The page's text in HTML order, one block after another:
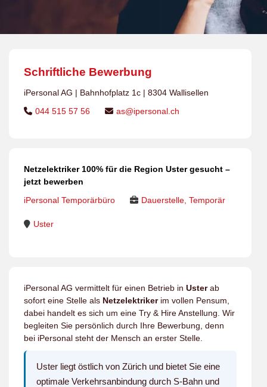
Schriftliche Bewerbung
iPersonal AG | Bahnhofplatz 1c | 8304 Wallisellen
044 515 57 56
as@ipersonal.ch
Netzelektriker 100% für die Region Uster gesucht –
jetzt bewerben
iPersonal Temporärbüro
Dauerstelle, Temporär
Uster
iPersonal AG vermittelt für einen Betrieb in Usterab
sofort eine Stelle als Netzelektrikerim vollen Pensum,
dabei handelt es sich um eine Try & Hire Anstellung. Wir
begleiten Sie persönlich durch Ihre Bewerbung, denn
bei iPersonal steht der Mensch an erster Stelle.
Uster liegt östlich von Zürich und bietet Sie eine
optimale Verkehrsanbindung durch S-Bahn und